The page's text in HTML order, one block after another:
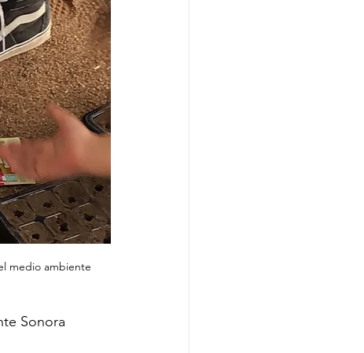
medio ambiente
Sonora